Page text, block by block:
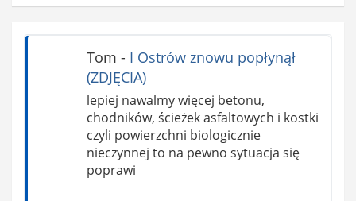
Tom - I Ostrów znowu popłynął
(ZDJĘCIA)
lepiej nawalmy więcej betonu,
chodników, ścieżek asfaltowych i kostki
czyli powierzchni biologicznie
nieczynnej to na pewno sytuacja się
poprawi